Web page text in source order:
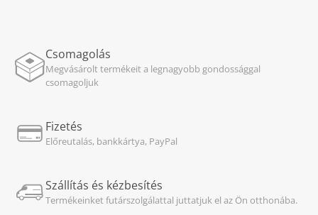
Csomagolás
Megvásárolt termékeit a legnagyobb gondossággal
csomagoljuk
Fizetés
Előreutalás, bankkártya, PayPal
Szállítás és kézbesítés
Termékeinket futárszolgálattal juttatjuk el az Ön otthonába.